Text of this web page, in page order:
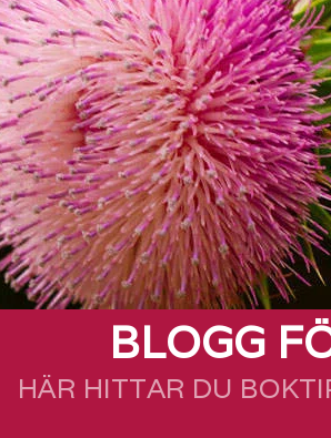
BLOGG
HÄR HITTAR DU